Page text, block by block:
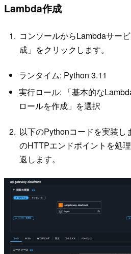
Lambda作成
コンソールからLambdaサー
成」をクリックします。
ランタイム: Python 3.11
実行ロール: 「基本的な
ロールを作成」を選択
以下のPythonコードを実装し
のHTTPエンドポイントを処
返します。